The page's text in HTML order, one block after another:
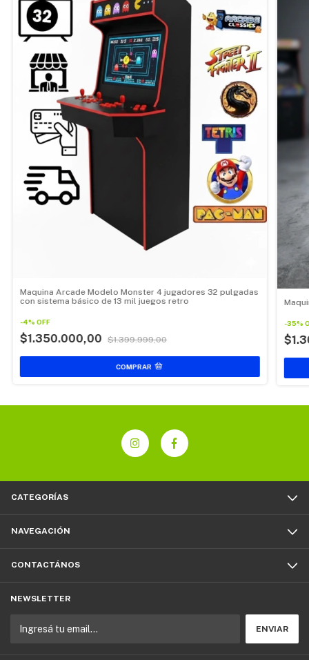
Maquina Arcade Modelo Monster 4 jugadores 32 pulgadas
con sistema básico de 13 mil juegos retro
-4% OFF
$1.350.000,00 $1.399.999,00
-35%
CATEGORÍAS
NAVEGACIÓN
CONTACTÁNOS
NEWSLETTER